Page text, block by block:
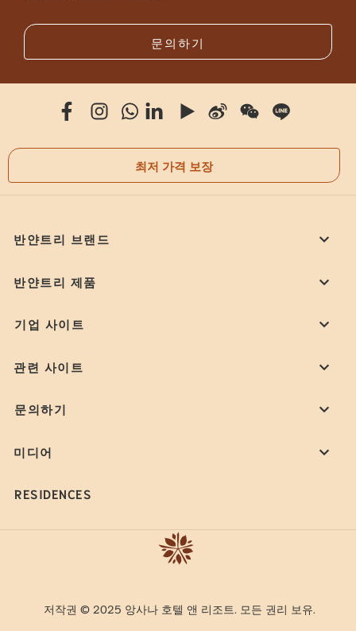
문의하기
최저 가격 보장
반얀트리 브랜드
반얀트리 제품
기업 사이트
관련 사이트
문의하기
미디어
RESIDENCES
저작권 © 2025 앙사나 호텔 앤 리조트. 모든 권리 보유.